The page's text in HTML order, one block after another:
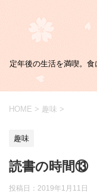
定年後の生活を満喫。
HOME > 趣味 >
趣味
読書の時間⑬
投稿日： 2019年1月11日